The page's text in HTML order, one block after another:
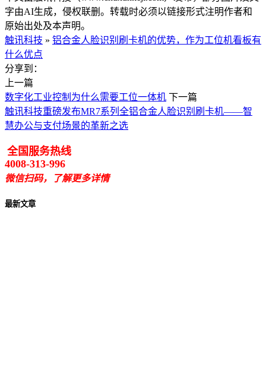
字由AI生成，侵权联删。转载时必须以链接形式注明作者和
原始出处及本声明。
触讯科技 » 铝合金人脸识别刷卡机的优势，作为工位机看板有
什么优点
分享到：
上一篇
数字化工业控制为什么需要工位一体机 下一篇
触讯科技重磅发布MR7系列全铝合金人脸识别刷卡机——智
慧办公与支付场景的革新之选
全国服务热线
4008-313-996
微信扫码，了解更多详情
最新文章